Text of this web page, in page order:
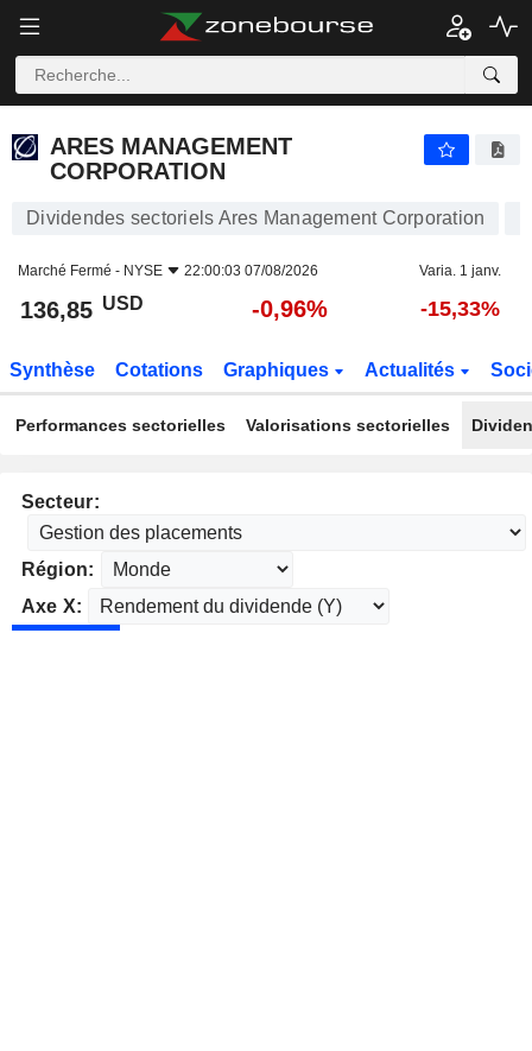
ARES MANAGEMENT
CORPORATION
Dividendes sectoriels Ares Management Corporation
Marché Fermé - NYSE 22:00:03 07/08/2026 Varia. 1 janv.
136,85 USD -0,96% -15,33%
Synthèse Cotations Graphiques Actualités
Performances sectorielles Valorisations sectorielles
Secteur:
Région:
Axe X: